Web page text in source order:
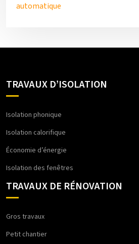
automatique
TRAVAUX D’ISOLATION
Isolation phonique
Isolation calorifique
Économie d’énergie
Isolation des fenêtres
TRAVAUX DE RÉNOVATION
Gros travaux
Petit chantier